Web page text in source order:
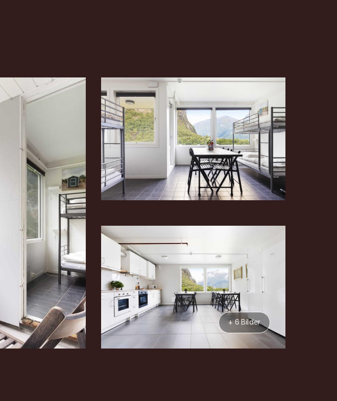
+ 6 Bilder